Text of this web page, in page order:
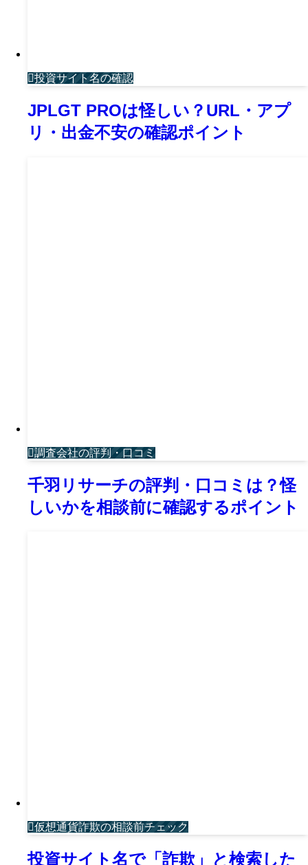
投資サイト名の確認
JPLGT PROは怪しい？URL・アプ
リ・出金不安の確認ポイント
調査会社の評判・口コミ
千羽リサーチの評判・口コミは？怪
しいかを相談前に確認するポイント
仮想通貨詐欺の相談前チェック
投資サイト名で「詐欺」と検索した